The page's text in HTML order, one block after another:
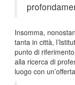
Insomma,
tanta in città,
punto di
alla ricerca di
luogo con